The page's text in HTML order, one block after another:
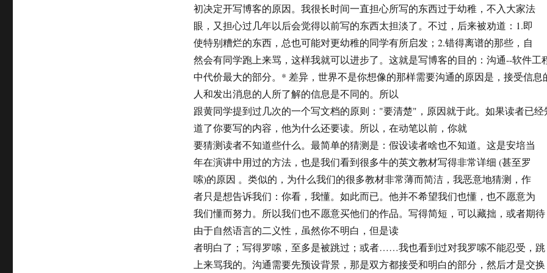
初决定开写博客的原因。我很长时间一直担心所写的东西过于幼稚，不入大家法
眼，又担心过几年以后会觉得以前写的东西太担淡了。不过，后来被劝道：1.即
使特别糟烂的东西，总也可能对更幼稚的同学有所启发；2.错得离谱的那些，自
然会有同学跑上来骂，这样我就可以进步了。这就是写博客的目的：沟通--软件工
中代价最大的部分。* 差异，世界不是你想像的那样需要沟通的原因是，接受信息
人和发出消息的人所了解的信息是不同的。所以
跟黄同学提到过几次的一个写文档的原则："要清楚"，原因就于此。如果读者已经
道了你要写的内容，他为什么还要读。所以，在动笔以前，你就
要猜测读者不知道些什么。最简单的猜测是：假设读者啥也不知道。这是安培当
年在演讲中用过的方法，也是我们看到很多牛的英文教材写得非常详细 (甚至罗
嗦)的原因 。类似的，为什么我们的很多教材非常薄而简洁，我恶意地猜测，作
者只是想告诉我们：你看，我懂。如此而已。他并不希望我们也懂，也不愿意为
我们懂而努力。所以我们也不愿意买他们的作品。写得简短，可以藏拙，或者期待
由于自然语言的二义性，虽然你不明白，但是读
者明白了；写得罗嗦，至多是被跳过；或者……我也看到过对我罗嗦不能忍受，跳
上来骂我的。沟通需要先预设背景，那是双方都接受和明白的部分，然后才是交换